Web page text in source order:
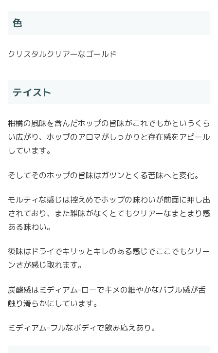
色
クリスタルクリアーなゴールド
テイスト
柑橘の風味を含んだホップの旨味がこれでもかというくら
い広がり、ホップのアロマがしっかりと存在感をアピール
しています。
そしてそのホップの旨味はガツンとくる苦味へと変化。
モルティな感じは控えめでホップの味わいが前面に押し出
されており、また雑味がなくとてもクリアーなまとまり感
ある味わい。
後味はドライでキリッとキレのある感じでここでもクリー
ンさが感じ取れます。
炭酸感はミディアム-ローでキメの細やかなバブル感が舌
触り滑らかにしています。
ミディアム-フルなボディで飲み応えあり。